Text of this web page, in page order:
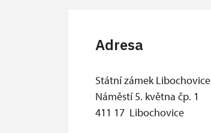
Adresa
Státní zámek Libochovice
Náměstí 5. května čp. 1
411 17 Libochovice